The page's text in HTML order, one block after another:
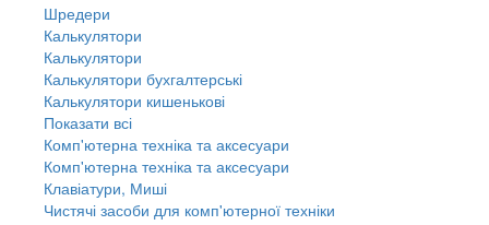
Шредери
Калькулятори
Калькулятори
Калькулятори бухгалтерські
Калькулятори кишенькові
Показати всі
Комп'ютерна техніка та аксесуари
Комп'ютерна техніка та аксесуари
Клавіатури, Миші
Чистячі засоби для комп'ютерної техніки